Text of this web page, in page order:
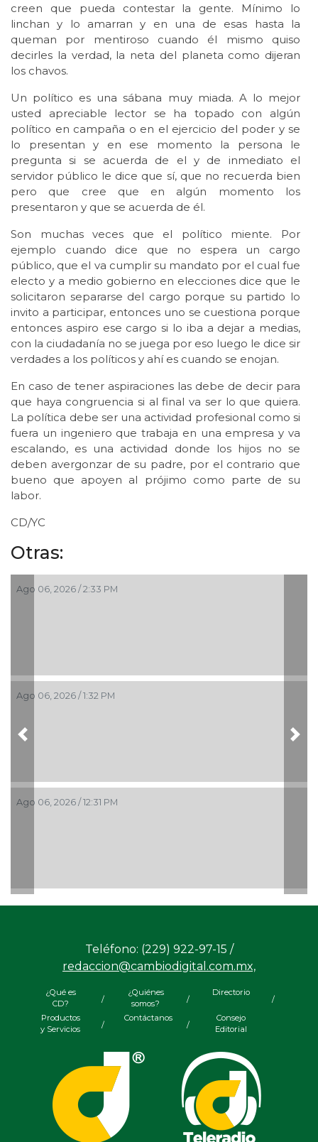
creen que pueda contestar la gente. Mínimo lo
linchan y lo amarran y en una de esas hasta la
queman por mentiroso cuando él mismo quiso
decirles la verdad, la neta del planeta como dijeran
los chavos.
Un político es una sábana muy miada. A lo mejor
usted apreciable lector se ha topado con algún
político en campaña o en el ejercicio del poder y se
lo presentan y en ese momento la persona le
pregunta si se acuerda de el y de inmediato el
servidor público le dice que sí, que no recuerda bien
pero que cree que en algún momento los
presentaron y que se acuerda de él.
Son muchas veces que el político miente. Por
ejemplo cuando dice que no espera un cargo
público, que el va cumplir su mandato por el cual fue
electo y a medio gobierno en elecciones dice que le
solicitaron separarse del cargo porque su partido lo
invito a participar, entonces uno se cuestiona porque
entonces aspiro ese cargo si lo iba a dejar a medias,
con la ciudadanía no se juega por eso luego le dice sir
verdades a los políticos y ahí es cuando se enojan.
En caso de tener aspiraciones las debe de decir para
que haya congruencia si al final va ser lo que quiera.
La política debe ser una actividad profesional como si
fuera un ingeniero que trabaja en una empresa y va
escalando, es una actividad donde los hijos no se
deben avergonzar de su padre, por el contrario que
bueno que apoyen al prójimo como parte de su
labor.
CD/YC
Otras:
Ago 06, 2026 / 2:33 PM
Ago 06, 2026 / 1:32 PM
Ago 06, 2026 / 12:31 PM
Previous
Teléfono: (229) 922-97-15 /
redaccion@cambiodigital.com.mx,
¿Qué es
CD?
/
¿Quiénes
somos?
/
Directorio
/
Productos
y Servicios
/
Contáctanos
/
Consejo
Editorial